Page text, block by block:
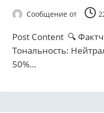
Сообщение от
Post Content 🔍
Тональность:
50%…